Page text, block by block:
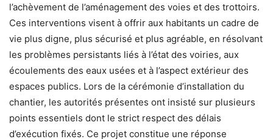
l’achèvement de l’aménagement des voies et des trottoirs.
Ces interventions visent à offrir aux habitants un cadre de
vie plus digne, plus sécurisé et plus agréable, en résolvant
les problèmes persistants liés à l’état des voiries, aux
écoulements des eaux usées et à l’aspect extérieur des
espaces publics. Lors de la cérémonie d’installation du
chantier, les autorités présentes ont insisté sur plusieurs
points essentiels dont le strict respect des délais
d’exécution fixés. Ce projet constitue une réponse